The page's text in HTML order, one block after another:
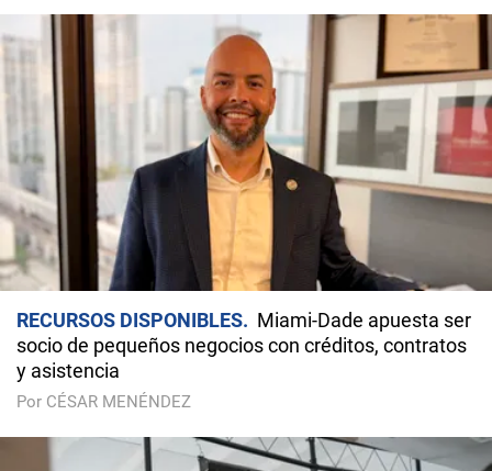
RECURSOS DISPONIBLES
Miami-Dade apuesta ser
socio de pequeños negocios con créditos, contratos
y asistencia
Por CÉSAR MENÉNDEZ